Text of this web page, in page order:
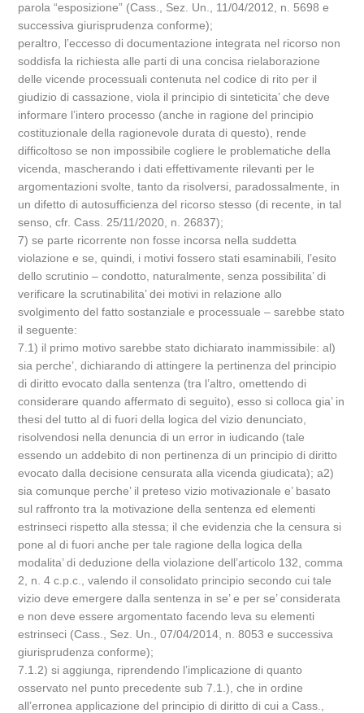
parola “esposizione” (Cass., Sez. Un., 11/04/2012, n. 5698 e
successiva giurisprudenza conforme);
peraltro, l’eccesso di documentazione integrata nel ricorso non
soddisfa la richiesta alle parti di una concisa rielaborazione
delle vicende processuali contenuta nel codice di rito per il
giudizio di cassazione, viola il principio di sinteticita’ che deve
informare l’intero processo (anche in ragione del principio
costituzionale della ragionevole durata di questo), rende
difficoltoso se non impossibile cogliere le problematiche della
vicenda, mascherando i dati effettivamente rilevanti per le
argomentazioni svolte, tanto da risolversi, paradossalmente, in
un difetto di autosufficienza del ricorso stesso (di recente, in tal
senso, cfr. Cass. 25/11/2020, n. 26837);
7) se parte ricorrente non fosse incorsa nella suddetta
violazione e se, quindi, i motivi fossero stati esaminabili, l’esito
dello scrutinio – condotto, naturalmente, senza possibilita’ di
verificare la scrutinabilita’ dei motivi in relazione allo
svolgimento del fatto sostanziale e processuale – sarebbe stato
il seguente:
7.1) il primo motivo sarebbe stato dichiarato inammissibile: al)
sia perche’, dichiarando di attingere la pertinenza del principio
di diritto evocato dalla sentenza (tra l’altro, omettendo di
considerare quando affermato di seguito), esso si colloca gia’ in
thesi del tutto al di fuori della logica del vizio denunciato,
risolvendosi nella denuncia di un error in iudicando (tale
essendo un addebito di non pertinenza di un principio di diritto
evocato dalla decisione censurata alla vicenda giudicata); a2)
sia comunque perche’ il preteso vizio motivazionale e’ basato
sul raffronto tra la motivazione della sentenza ed elementi
estrinseci rispetto alla stessa; il che evidenzia che la censura si
pone al di fuori anche per tale ragione della logica della
modalita’ di deduzione della violazione dell’articolo 132, comma
2, n. 4 c.p.c., valendo il consolidato principio secondo cui tale
vizio deve emergere dalla sentenza in se’ e per se’ considerata
e non deve essere argomentato facendo leva su elementi
estrinseci (Cass., Sez. Un., 07/04/2014, n. 8053 e successiva
giurisprudenza conforme);
7.1.2) si aggiunga, riprendendo l’implicazione di quanto
osservato nel punto precedente sub 7.1.), che in ordine
all’erronea applicazione del principio di diritto di cui a Cass.,